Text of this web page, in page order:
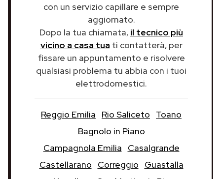
con un servizio capillare e sempre
aggiornato.
Dopo la tua chiamata, il tecnico più
vicino a casa tua ti contatterà, per
fissare un appuntamento e risolvere
qualsiasi problema tu abbia con i tuoi
elettrodomestici.
Reggio Emilia Rio Saliceto
Toano
Bagnolo in Piano
Campagnola Emilia
Casalgrande
Castellarano
Correggio
Guastalla